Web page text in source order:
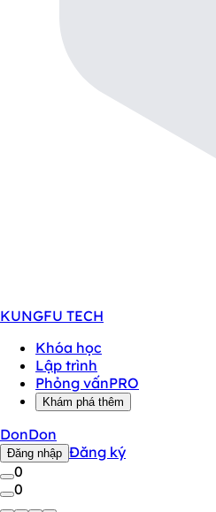
KUNGFU TECH
Khóa học
Lập trình
Phỏng vấnPRO
Khám phá thêm
DonDon
Đăng nhập Đăng ký
0
0